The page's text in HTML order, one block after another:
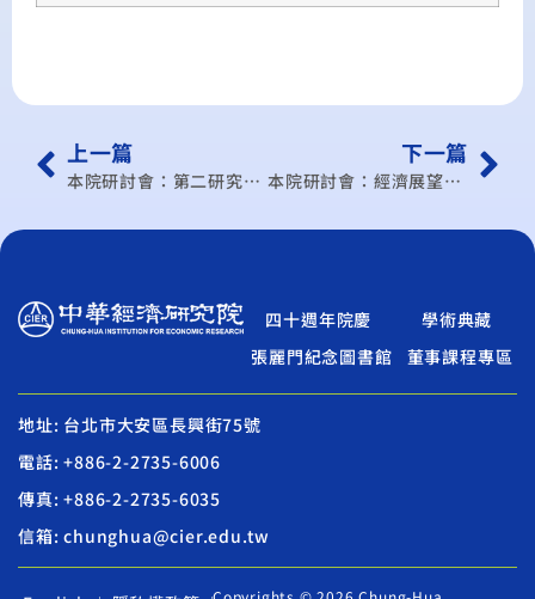
上一篇
本院研討會：第二研究所學術研討會(101/12月)
下一篇
本院研討會：經濟展望中心學術研討會
四十週年院慶
學術典藏
張麗門紀念圖書館
董事課程專區
地址: 台北市大安區長興街75號
電話: +886-2-2735-6006
傳真: +886-2-2735-6035
信箱: chunghua@cier.edu.tw